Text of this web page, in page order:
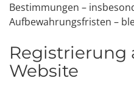
Bestimmungen –
Aufbewahrungsfristen –
Registrierung
Website